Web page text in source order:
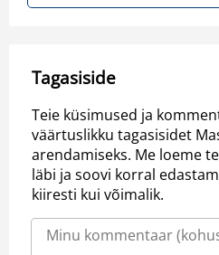
Tagasiside
Teie küsimused ja
väärtuslikku tagasisidet
arendamiseks. Me loeme
läbi ja soovi korral
kiiresti kui võimalik.